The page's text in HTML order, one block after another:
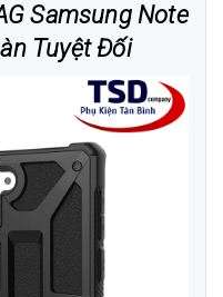
Samsung Note
Tuyệt Đối